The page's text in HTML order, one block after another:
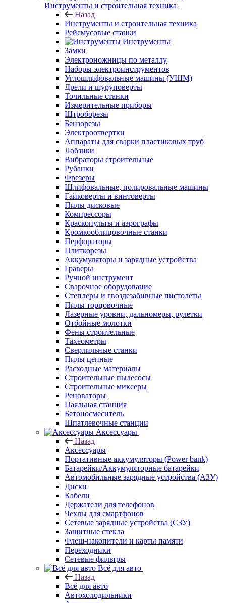
Инструменты и строительная техника
Назад
Инструменты и строительная техника
Рейсмусовые станки
Инструменты
Замки
Электроножницы по металлу
Наборы электроинструментов
Углошлифовальные машины (УШМ)
Дрели и шуруповерты
Точильные станки
Измерительные приборы
Штроборезы
Бензорезы
Электроотвертки
Аппараты для сварки пластиковых труб
Лобзики
Вибраторы строительные
Рубанки
Фрезеры
Шлифовальные, полировальные машины
Гайковерты и винтоверты
Пилы дисковые
Компрессоры
Краскопульты и аэрографы
Кромкооблицовочные станки
Перфораторы
Плиткорезы
Аккумуляторы и зарядные устройства
Граверы
Ручной инструмент
Сварочное оборудование
Степлеры и гвоздезабивные пистолеты
Пилы торцовочные
Лазерные уровни, дальномеры, рулетки
Отбойные молотки
Фены строительные
Тахеометры
Сверлильные станки
Пилы цепные
Расходные материалы
Строительные пылесосы
Строительные миксеры
Реноваторы
Паяльная станция
Бетоносмеситель
Шпатлевочные станции
Аксессуары
Назад
Аксессуары
Портативные аккумуляторы (Power bank)
Батарейки/Аккумуляторные батарейки
Автомобильные зарядные устройства (АЗУ)
Диски
Кабели
Держатели для телефонов
Чехлы для смартфонов
Сетевые зарядные устройства (СЗУ)
Защитные стекла
Флеш-накопители и карты памяти
Переходники
Сетевые фильтры
Всё для авто
Назад
Всё для авто
Автохолодильники